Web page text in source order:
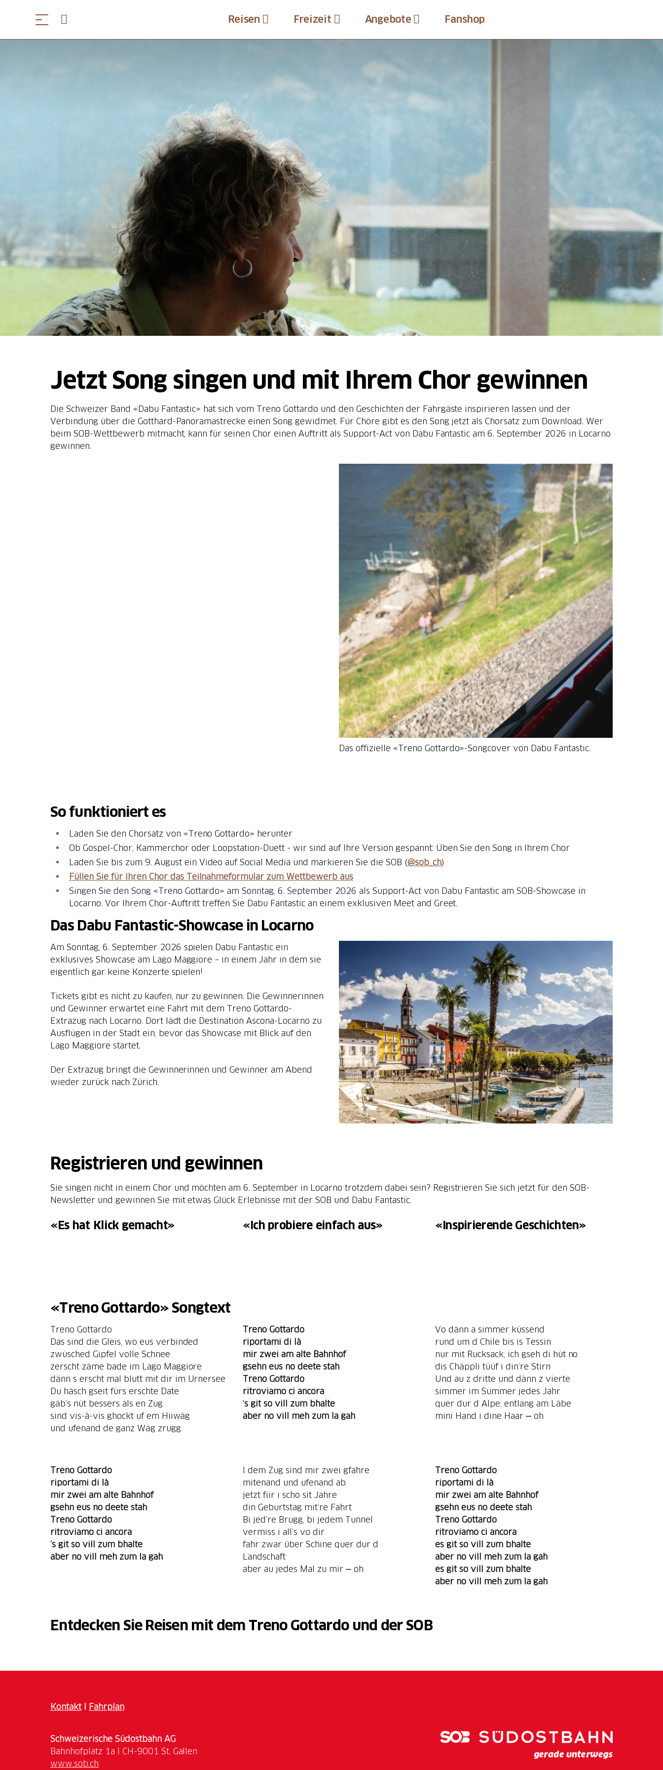
Reisen Freizeit Angebote Fanshop
Jetzt Song singen und mit Ihrem Chor gewinnen
Die Schweizer Band «Dabu Fantastic» hat sich vom Treno Gottardo und den Geschichten der Fahrgäste inspirieren lassen und der
Verbindung über die Gotthard-Panoramastrecke einen Song gewidmet. Für Chöre gibt es den Song jetzt als Chorsatz zum Download. Wer
beim SOB-Wettbewerb mitmacht, kann für seinen Chor einen Auftritt als Support-Act von Dabu Fantastic am 6. September 2026 in Locarno
gewinnen.
Das offizielle «Treno Gottardo»-Songcover von Dabu Fantastic.
So funktioniert es
Laden Sie den Chorsatz von «Treno Gottardo» herunter
Ob Gospel-Chor, Kammerchor oder Loopstation-Duett - wir sind auf Ihre Version gespannt: Üben Sie den Song in Ihrem Chor
Laden Sie bis zum 9. August ein Video auf Social Media und markieren Sie die SOB (@sob_ch)
Füllen Sie für Ihren Chor das Teilnahmeformular zum Wettbewerb aus
Singen Sie den Song «Treno Gottardo» am Sonntag, 6. September 2026 als Support-Act von Dabu Fantastic am SOB-Showcase in
Locarno. Vor Ihrem Chor-Auftritt treffen Sie Dabu Fantastic an einem exklusiven Meet and Greet.
Das Dabu Fantastic-Showcase in Locarno
Am Sonntag, 6. September 2026 spielen Dabu Fantastic ein
exklusives Showcase am Lago Maggiore – in einem Jahr in dem sie
eigentlich gar keine Konzerte spielen!
Tickets gibt es nicht zu kaufen, nur zu gewinnen. Die Gewinnerinnen
und Gewinner erwartet eine Fahrt mit dem Treno Gottardo-
Extrazug nach Locarno. Dort lädt die Destination Ascona-Locarno zu
Ausflügen in der Stadt ein, bevor das Showcase mit Blick auf den
Lago Maggiore startet.
Der Extrazug bringt die Gewinnerinnen und Gewinner am Abend
wieder zurück nach Zürich.
Registrieren und gewinnen
Sie singen nicht in einem Chor und möchten am 6. September in Locarno trotzdem dabei sein? Registrieren Sie sich jetzt für den SOB-
Newsletter und gewinnen Sie mit etwas Glück Erlebnisse mit der SOB und Dabu Fantastic.
«Es hat Klick gemacht» «Ich probiere einfach aus» «Inspirierende Geschichten»
«Treno Gottardo» Songtext
Treno Gottardo
Das sind die Gleis, wo eus verbinded
zwüsched Gipfel volle Schnee
zerscht zäme bade im Lago Maggiore
dänn s erscht mal blutt mit dir im Urnersee
Du häsch gseit fürs erschte Date
gäb’s nüt bessers als en Zug
sind vis-à-vis ghockt uf em Hiiwäg
und ufenand de ganz Wäg zrugg
Treno Gottardo
riportami di là
mir zwei am alte Bahnhof
gsehn eus no deete stah
Treno Gottardo
ritroviamo ci ancora
's git so vill zum bhalte
aber no vill meh zum la gah
Vo dänn a simmer küssend
rund um d Chile bis is Tessin
nur mit Rucksack, ich gseh di hüt no
dis Chäppli tüüf i din’re Stirn
Und au z dritte und dänn z vierte
simmer im Summer jedes Jahr
quer dur d Alpe, entlang am Läbe
mini Hand i dine Haar ‒ oh
Treno Gottardo
riportami di là
mir zwei am alte Bahnhof
gsehn eus no deete stah
Treno Gottardo
ritroviamo ci ancora
‘s git so vill zum bhalte
aber no vill meh zum la gah
I dem Zug sind mir zwei gfahre
mitenand und ufenand ab
jetzt fiir i scho sit Jahre
din Geburtstag mit’re Fahrt
Bi jed’re Brugg, bi jedem Tunnel
vermiss i all’s vo dir
fahr zwar über Schine quer dur d
Landschaft
aber au jedes Mal zu mir ‒ oh
Treno Gottardo
riportami di là
mir zwei am alte Bahnhof
gsehn eus no deete stah
Treno Gottardo
ritroviamo ci ancora
es git so vill zum bhalte
aber no vill meh zum la gah
es git so vill zum bhalte
aber no vill meh zum la gah
Entdecken Sie Reisen mit dem Treno Gottardo und der SOB
KontaktI Fahrplan
Schweizerische Südostbahn AG
www.sob.ch